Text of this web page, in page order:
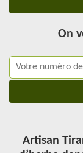
On
Artisan